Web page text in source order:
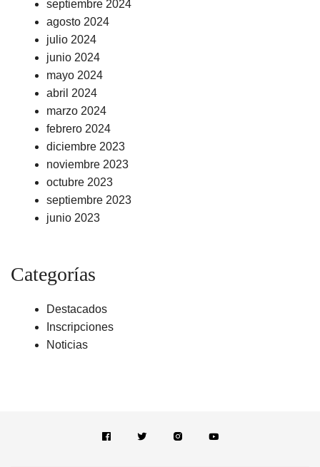
septiembre 2024
agosto 2024
julio 2024
junio 2024
mayo 2024
abril 2024
marzo 2024
febrero 2024
diciembre 2023
noviembre 2023
octubre 2023
septiembre 2023
junio 2023
Categorías
Destacados
Inscripciones
Noticias